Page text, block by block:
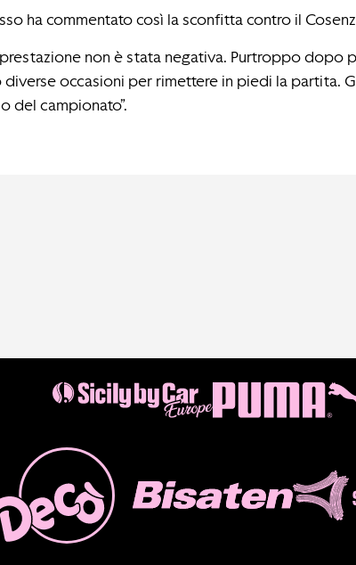
ha commentato così la sconfitta contro il
non è stata negativa. Purtroppo dopo
diverse occasioni per rimettere in piedi la
del campionato”.